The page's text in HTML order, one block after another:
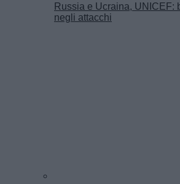
Russia e Ucraina, UNICEF:
negli attacchi